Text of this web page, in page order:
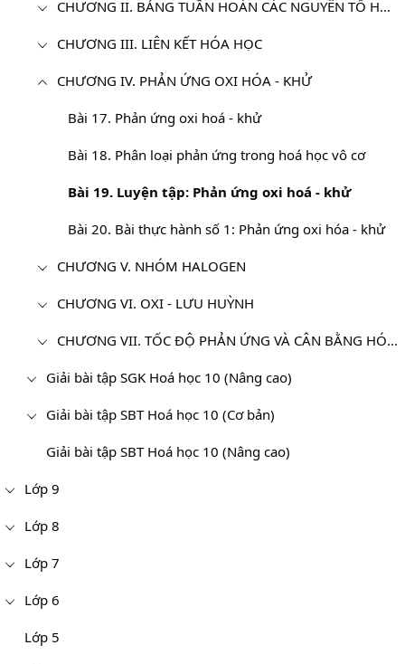
CHƯƠNG II. BẢNG TUẦN HOÀN CÁC NGUYÊN TỐ HÓA HỌC VÀ ĐỊNH LUẬT TUẦN HOÀN - HÓA 10
CHƯƠNG III. LIÊN KẾT HÓA HỌC
CHƯƠNG IV. PHẢN ỨNG OXI HÓA - KHỬ
Bài 17. Phản ứng oxi hoá - khử
Bài 18. Phân loại phản ứng trong hoá học vô cơ
Bài 19. Luyện tập: Phản ứng oxi hoá - khử
Bài 20. Bài thực hành số 1: Phản ứng oxi hóa - khử
CHƯƠNG V. NHÓM HALOGEN
CHƯƠNG VI. OXI - LƯU HUỲNH
CHƯƠNG VII. TỐC ĐỘ PHẢN ỨNG VÀ CÂN BẰNG HÓA HỌC - HÓA HỌC 10
Giải bài tập SGK Hoá học 10 (Nâng cao)
Giải bài tập SBT Hoá học 10 (Cơ bản)
Giải bài tập SBT Hoá học 10 (Nâng cao)
Lớp 9
Lớp 8
Lớp 7
Lớp 6
Lớp 5